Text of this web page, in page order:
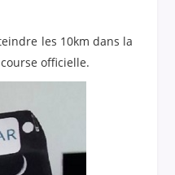
les 10km dans la
officielle.